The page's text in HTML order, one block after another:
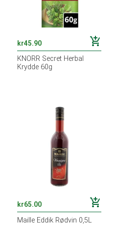
kr45.90 add_shopping_cart
KNORR Secret Herbal
Krydde 60g
kr65.00 add_shopping_cart
Maille Eddik Rødvin 0,5L